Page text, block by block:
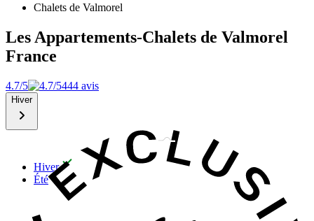
Chalets de Valmorel
Les Appartements-Chalets de Valmorel
France
4.7/5 444 avis
Hiver
Hiver
Été